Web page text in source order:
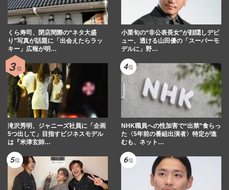
くら寿司、閉店間際の“ネタ大盛
り”写真が話題に「出会えたらラッ
キー」広報が明…
小栗旬の“非公表長女”が顔隠しデビ
ュー、透ける山田優の「スーパーモ
デルに」野…
滝沢秀明、ジャニーズ社員に「企画
5つ出して」目指すビジネスモデル
は『米津玄師…
NHK職員への性加害で“出禁”食らっ
た〈5年前の番組出演者〉特定が進
むも、ネット…